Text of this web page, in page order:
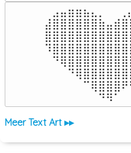
⠀⣠⣤⣶⣶⣦⣄⡀
Meer Text Art ▸▸